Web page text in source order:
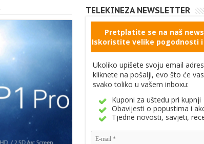
TELEKINEZA NEWSLETTER
Pretplatite se na naš
Iskoristite velike pogodnosti
Ukoliko upišete svoju email
kliknete na pošalji, evo što će
svako toliko u vašem inboxu:
Kuponi za uštedu pri kupnji
Obavijesti o popustima i
Tjedne novosti, savjeti,